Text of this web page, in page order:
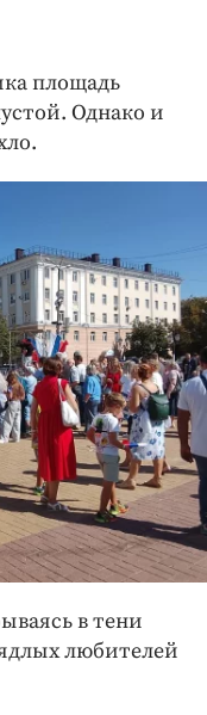
площадь
Однако и
в тени
любителей